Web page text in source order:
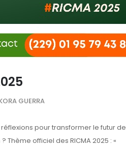
GUERRA
pour transformer le futur de
officiel des RICMA 2025 : «